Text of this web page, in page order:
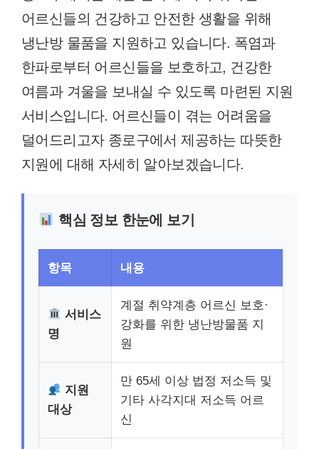
어르신들의 건강하고 안전한 생활을 위해
냉난방 물품을 지원하고 있습니다. 폭염과
한파로부터 어르신들을 보호하고, 건강한
여름과 겨울을 보내실 수 있도록 마련된 지원
서비스입니다. 어르신들이 겪는 어려움을
덜어드리고자 종로구에서 제공하는 따뜻한
지원에 대해 자세히 알아보겠습니다.
핵심 정보 한눈에 보기
항목 내용
서비스
명
계절 취약계층 어르신 보호·
강화를 위한 냉난방물품 지
원
지원
대상
만 65세 이상 법정 저소득 및
기타 사각지대 저소득 어르
신